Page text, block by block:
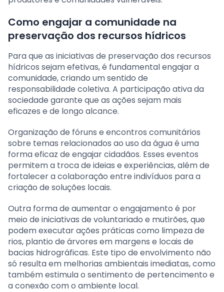
Como engajar a comunidade na
preservação dos recursos hídricos
Para que as iniciativas de preservação dos recursos
hídricos sejam efetivas, é fundamental engajar a
comunidade, criando um sentido de
responsabilidade coletiva. A participação ativa da
sociedade garante que as ações sejam mais
eficazes e de longo alcance.
Organização de fóruns e encontros comunitários
sobre temas relacionados ao uso da água é uma
forma eficaz de engajar cidadãos. Esses eventos
permitem a troca de ideias e experiências, além de
fortalecer a colaboração entre indivíduos para a
criação de soluções locais.
Outra forma de aumentar o engajamento é por
meio de iniciativas de voluntariado e mutirões, que
podem executar ações práticas como limpeza de
rios, plantio de árvores em margens e locais de
bacias hidrográficas. Este tipo de envolvimento não
só resulta em melhorias ambientais imediatas, como
também estimula o sentimento de pertencimento e
a conexão com o ambiente local.